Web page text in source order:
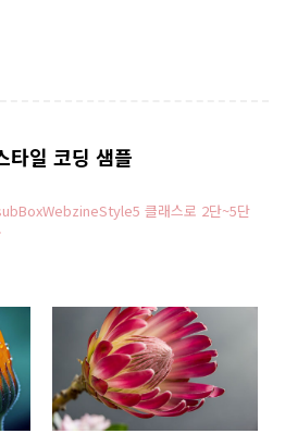
타일 코딩 샘플
클래스로 2단~5단